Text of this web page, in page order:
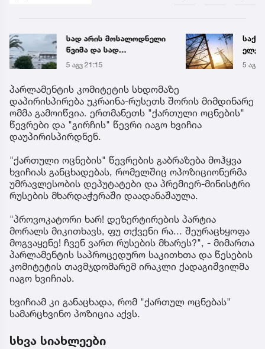
სად არის მოსალოდნელი
წვიმა და სად
შენარჩუნდება მაღალი
ტემპერატურა
5 აგვ 21:15 5 აგვ
პარლამენტის კომიტეტის სხდომაზე
დაპირისპირება უკრაინა-რუსეთს შორის მიმდინარე
ომმა გამოიწვია. ერთმანეთს "ქართული ოცნების"
წევრები და "გირჩის" წევრი იაგო ხვიჩია
დაუპირისპირდნენ.
"ქართული ოცნების" წევრების გაბრაზება მოჰყვა
ხვიჩიას განცხადებას, რომელშიც ოპოზიციონერმა
უმრავლესობის დეპუტატები და პრემიერ-მინისტრი
რუსების მხარდაჭერაში დაადანაშაულა.
"პროვოკატორი ხარ! დეზერტირების პარტია
მორალს მიკითხავს, ფუ თქვენი რა... შეურაცხყოფა
მოგვაყენე! ჩვენ ვართ რუსების მხარეს?", - მიმართა
პარლამენტის საპროცედურო საკითხთა და წესების
კომიტეტის თავმჯდომარემ ირაკლი ქადაგიშვილმა
იაგო ხვიჩიას.
ხვიჩიამ კი განაცხადა, რომ "ქართულ ოცნებას"
სამარცხვინო პოზიცია აქვს.
სხვა სიახლეები